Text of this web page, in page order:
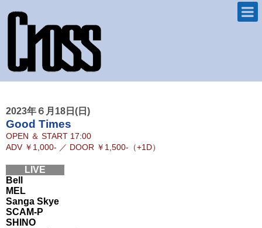
2023年６月18日(日)
Good Times
OPEN ＆ START 17:00
ADV￥1,000- ／ DOOR ￥1,500-（+1D）
LIVE
Bell
MEL
Sanga Skye
SCAM-P
SHINO